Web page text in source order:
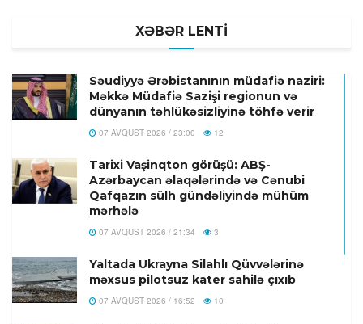
XƏBƏR LENTİ
Səudiyyə Ərəbistanının müdafiə naziri:
Məkkə Müdafiə Sazişi regionun və
dünyanın təhlükəsizliyinə töhfə verir
07 AVQUST 2026 / 23:00 12
Tarixi Vaşinqton görüşü: ABŞ-
Azərbaycan əlaqələrində və Cənubi
Qafqazın sülh gündəliyində mühüm
mərhələ
07 AVQUST 2026 / 21:34 3
Yaltada Ukrayna Silahlı Qüvvələrinə
məxsus pilotsuz kater sahilə çıxıb
07 AVQUST 2026 / 16:52 10